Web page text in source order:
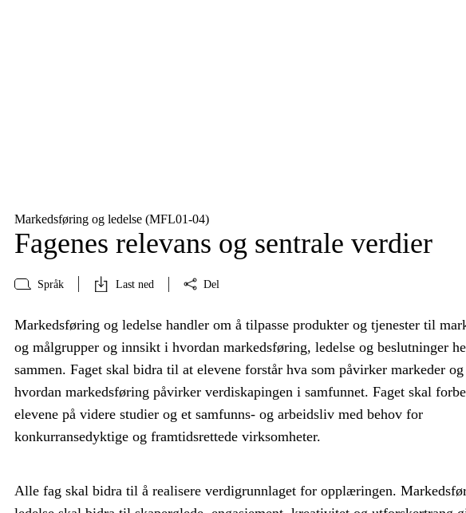
Markedsføring og ledelse (MFL01‑04)
Fagenes relevans og sentrale verdier
Språk Last ned Del
Markedsføring og ledelse handler om å tilpasse produkter og tjenester til
og målgrupper og innsikt i hvordan markedsføring, ledelse og beslutninger
sammen. Faget skal bidra til at elevene forstår hva som påvirker markeder og
hvordan markedsføring påvirker verdiskapingen i samfunnet. Faget skal
elevene på videre studier og et samfunns- og arbeidsliv med behov for
konkurransedyktige og framtidsrettede virksomheter.
Alle fag skal bidra til å realisere verdigrunnlaget for opplæringen.